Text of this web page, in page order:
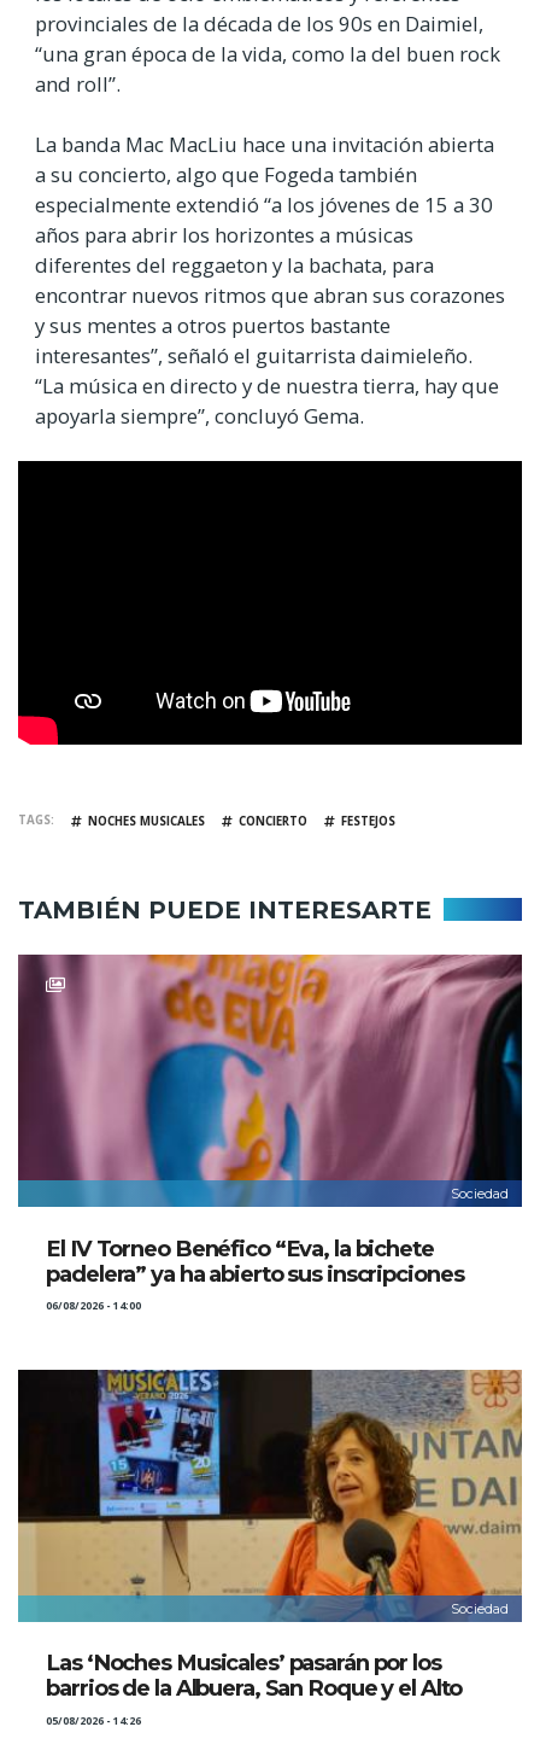
provinciales de la década de los 90s en Daimiel,
“una gran época de la vida, como la del buen rock
and roll”.
La banda Mac MacLiu hace una invitación abierta
a su concierto, algo que Fogeda también
especialmente extendió “a los jóvenes de 15 a 30
años para abrir los horizontes a músicas
diferentes del reggaeton y la bachata, para
encontrar nuevos ritmos que abran sus corazones
y sus mentes a otros puertos bastante
interesantes”, señaló el guitarrista daimieleño.
“La música en directo y de nuestra tierra, hay que
apoyarla siempre”, concluyó Gema.
TAGS NOCHES MUSICALES CONCIERTO FESTEJOS
TAMBIÉN PUEDE INTERESARTE
Sociedad
El IV Torneo Benéfico “Eva, la bichete
padelera” ya ha abierto sus inscripciones
06/08/2026 - 14:00
Sociedad
Las ‘Noches Musicales’ pasarán por los
barrios de la Albuera, San Roque y el Alto
05/08/2026 - 14:26